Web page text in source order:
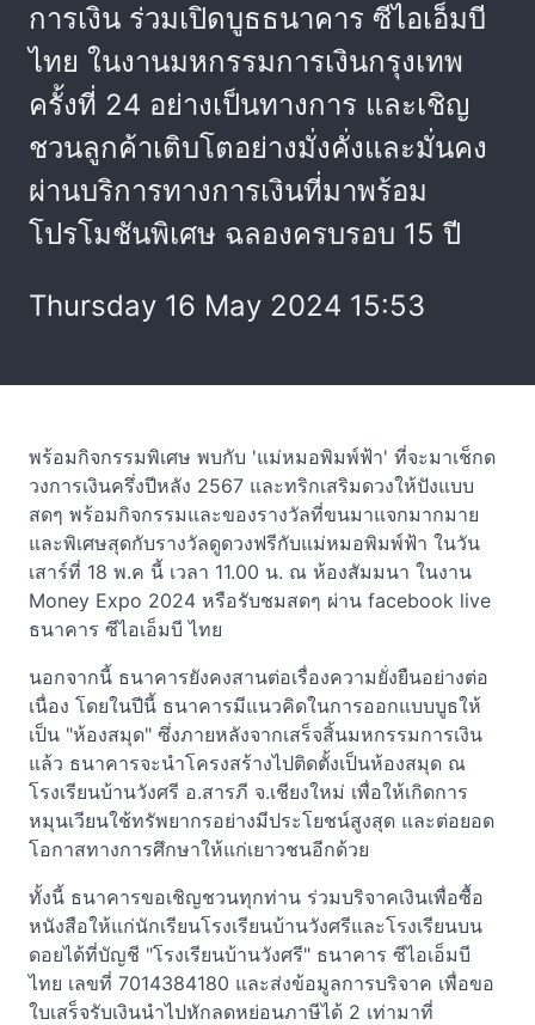
การเงิน ร่วมเปิดบูธธนาคาร ซีไอเอ็มบี
ไทย ในงานมหกรรมการเงินกรุงเทพ
ครั้งที่ 24 อย่างเป็นทางการ และเชิญ
ชวนลูกค้าเติบโตอย่างมั่งคั่งและมั่นคง
ผ่านบริการทางการเงินที่มาพร้อม
โปรโมชันพิเศษ ฉลองครบรอบ 15 ปี
Thursday 16 May 2024 15:53
พร้อมกิจกรรมพิเศษ พบกับ 'แม่หมอพิมพ์ฟ้า' ที่จะมาเช็กด
วงการเงินครึ่งปีหลัง 2567 และทริกเสริมดวงให้ปังแบบ
สดๆ พร้อมกิจกรรมและของรางวัลที่ขนมาแจกมากมาย
และพิเศษสุดกับรางวัลดูดวงฟรีกับแม่หมอพิมพ์ฟ้า ในวัน
เสาร์ที่ 18 พ.ค นี้ เวลา 11.00 น. ณ ห้องสัมมนา ในงาน
Money Expo 2024 หรือรับชมสดๆ ผ่าน facebook live
ธนาคาร ซีไอเอ็มบี ไทย
นอกจากนี้ ธนาคารยังคงสานต่อเรื่องความยั่งยืนอย่างต่อ
เนื่อง โดยในปีนี้ ธนาคารมีแนวคิดในการออกแบบบูธให้
เป็น "ห้องสมุด" ซึ่งภายหลังจากเสร็จสิ้นมหกรรมการเงิน
แล้ว ธนาคารจะนำโครงสร้างไปติดตั้งเป็นห้องสมุด ณ
โรงเรียนบ้านวังศรี อ.สารภี จ.เชียงใหม่ เพื่อให้เกิดการ
หมุนเวียนใช้ทรัพยากรอย่างมีประโยชน์สูงสุด และต่อยอด
โอกาสทางการศึกษาให้แก่เยาวชนอีกด้วย
ทั้งนี้ ธนาคารขอเชิญชวนทุกท่าน ร่วมบริจาคเงินเพื่อซื้อ
หนังสือให้แก่นักเรียนโรงเรียนบ้านวังศรีและโรงเรียนบน
ดอยได้ที่บัญชี "โรงเรียนบ้านวังศรี" ธนาคาร ซีไอเอ็มบี
ไทย เลขที่ 7014384180 และส่งข้อมูลการบริจาค เพื่อขอ
ใบเสร็จรับเงินนำไปหักลดหย่อนภาษีได้ 2 เท่ามาที่